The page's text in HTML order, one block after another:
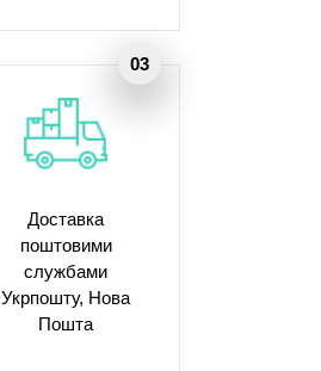
Доставка
поштовими
службами
Укрпошту, Нова
Пошта